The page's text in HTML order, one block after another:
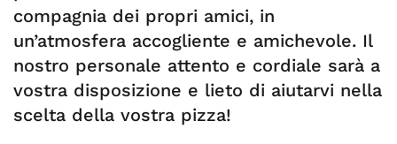
compagnia dei propri amici, in
un’atmosfera accogliente e amichevole. Il
nostro personale attento e cordiale sarà a
vostra disposizione e lieto di aiutarvi nella
scelta della vostra pizza!